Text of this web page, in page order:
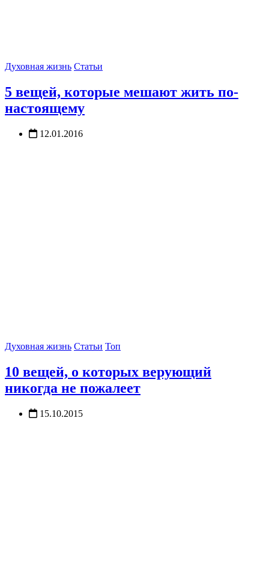
Духовная жизнь Статьи
5 вещей, которые мешают жить по-
настоящему
12.01.2016
Духовная жизнь Статьи Топ
10 вещей, о которых верующий
никогда не пожалеет
15.10.2015